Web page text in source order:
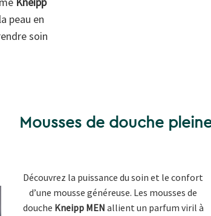
peau en
soin
Mousses de douche
Découvrez la puissance du soin et le confort
d’une mousse généreuse. Les mousses de
douche Kneipp MEN allient un parfum viril à